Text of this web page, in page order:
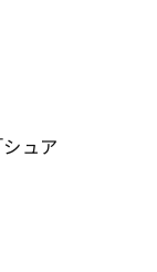
ュア